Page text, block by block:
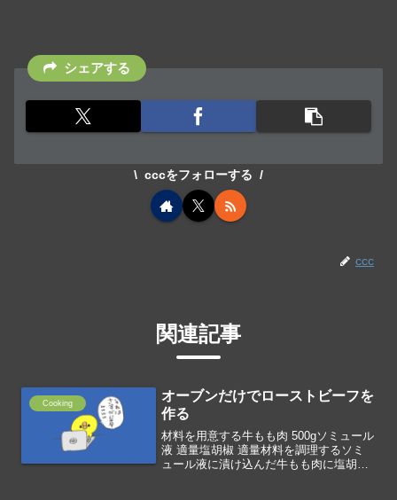
シェアする
cccをフォローする
ccc
関連記事
Cooking
オーブンだけでローストビーフを
作る
材料を用意する牛もも肉 500gソミュール
液 適量塩胡椒 適量材料を調理するソミ
ュール液に漬け込んだ牛もも肉に塩胡椒